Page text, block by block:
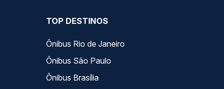
TOP DESTINOS
Ônibus Rio de Janeiro
Ônibus São Paulo
Ônibus Brasília